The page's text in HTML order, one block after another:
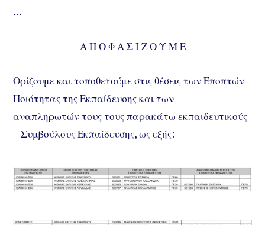
…
Α Π Ο Φ Α Σ Ι Ζ Ο Υ Μ Ε
Ορίζουμε και τοποθετούμε στις θέσεις των Εποπτών
Ποιότητας της Εκπαίδευσης και των
αναπληρωτών τους τους παρακάτω εκπαιδευτικούς
– Συμβούλους Εκπαίδευσης, ως εξής: